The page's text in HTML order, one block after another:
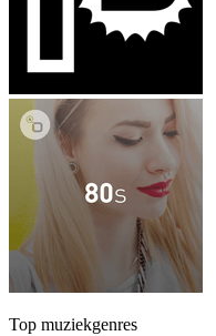
Top muziekgenres